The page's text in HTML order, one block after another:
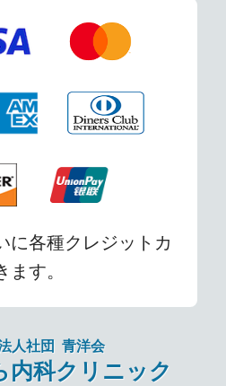
に各種クレジットカ
す。
人社団 青洋会
内科クリニック